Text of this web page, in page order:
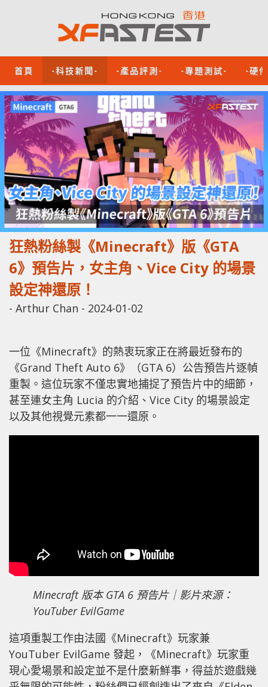
首頁 -科技新聞- -產品評測- -專題測試- -硬
狂熱粉絲製《Minecraft》版《GTA
6》預告片，女主角、Vice City 的場景
設定神還原！
- Arthur Chan - 2024-01-02
一位《Minecraft》的熱衷玩家正在將最近發布的
《Grand Theft Auto 6》（GTA 6）公告預告片逐幀
重製。這位玩家不僅忠實地捕捉了預告片中的細節，
甚至連女主角 Lucia 的介紹、Vice City 的場景設定
以及其他視覺元素都一一還原。
Minecraft 版本 GTA 6 預告片｜影片來源：
YouTuber EvilGame
這項重製工作由法國《Minecraft》玩家兼
YouTuber EvilGame 發起，《Minecraft》玩家重
現心愛場景和設定並不是什麼新鮮事，得益於遊戲幾